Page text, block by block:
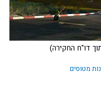
דו"ח החקירה)
מטוסים